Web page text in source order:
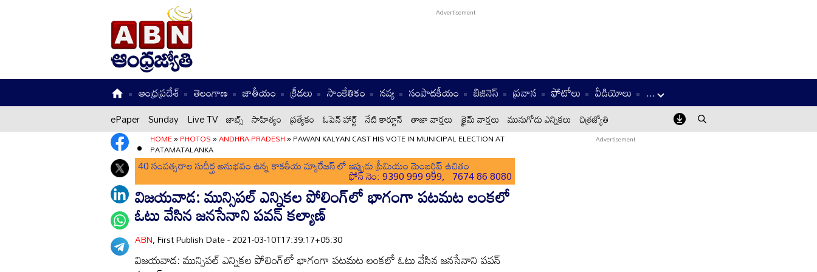
ఆంధ్రప్రదేశ్ తెలంగాణ జాతీయం క్రీడలు సాంకేతికం నవ్య సంపాదకీయం బిజినెస్ ప్రవాస ఫోటోలు వీడియోలు ...
ePaper Sunday Live TV జాబ్స్ సాహిత్యం ప్రత్యేకం ఓపెన్ హార్ట్ నేటి కార్టూన్ తాజా వార్తలు క్రైమ్ వార్తలు మునుగోడు ఎన్నికలు చిత్రజ్యోతి
HOME»PHOTOS»ANDHRA PRADESH»PAWAN KALYAN CAST HIS VOTE IN MUNICIPAL ELECTION AT
PATAMATALANKA
40 సంవత్సరాల సుదీర్ఘ అనుభవం ఉన్న కాకతీయ మ్యారేజస్ లో ఇప్పుడు ప్రీమియం మెంబర్షిప్ ఉచితం
ఫోన్ నెం: 9390 999 999, 7674 86 8080
విజయవాడ: మున్సిపల్ ఎన్నికల పోలింగ్‌లో భాగంగా పటమట లంకలో
ఓటు వేసిన జనసేనాని పవన్ కల్యాణ్
ABN, First Publish Date - 2021-03-10T17:39:17+05:30
విజయవాడ: మున్సిపల్ ఎన్నికల పోలింగ్‌లో భాగంగా పటమట లంకలో ఓటు వేసిన జనసేనాని పవన్